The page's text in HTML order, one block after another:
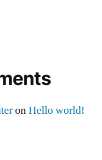
onHello world!